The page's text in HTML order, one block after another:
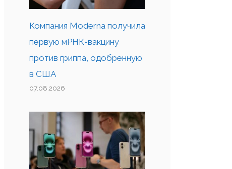
Компания Moderna получила
первую мРНК-вакцину
против гриппа, одобренную
в США
07.08.2026